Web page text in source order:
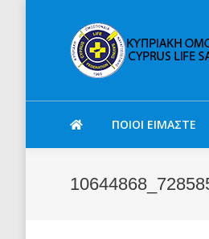
ΠΟΙΟΙ ΕΙΜΑΣΤΕ